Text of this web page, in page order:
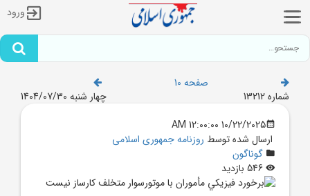
ورود
صفحه 10
شماره 13212
چهار شنبه 1404/07/30
10/22/2025 12:00:00 AM
ارسال شده توسط روزنامه جمهوری اسلامی
گوناگون